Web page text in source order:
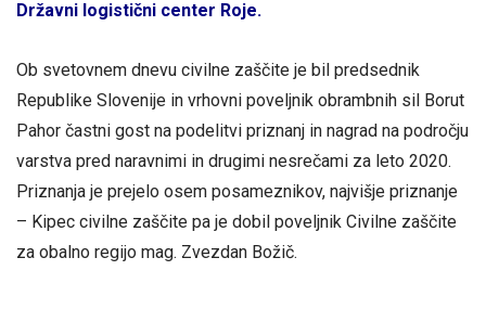
Državni logistični center Roje.
Ob svetovnem dnevu civilne zaščite je bil predsednik
Republike Slovenije in vrhovni poveljnik obrambnih sil Borut
Pahor častni gost na podelitvi priznanj in nagrad na področju
varstva pred naravnimi in drugimi nesrečami za leto 2020.
Priznanja je prejelo osem posameznikov, najvišje priznanje
– Kipec civilne zaščite pa je dobil poveljnik Civilne zaščite
za obalno regijo mag. Zvezdan Božič.